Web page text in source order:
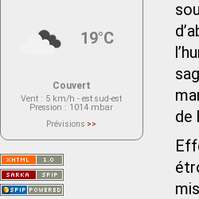
de
19°C
Couvert
Vent : 5 km/h - est sud-est
Pression : 1014 mbar
Prévisions >>
actuellement aucune prévision
Saint-Nom.
Veuillez consulter le message du
service ci-dessous.
(401 - Invalid API key. Please see
https://openweathermap.org/faq#error401